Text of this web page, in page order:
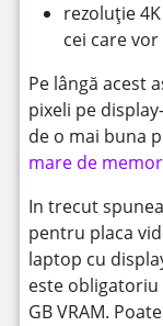
rezoluție
cei care
Pe lângă acest
pixeli pe
de o mai buna
mare de
In trecut
pentru placa
laptop cu
este obligatoriu
GB VRAM.